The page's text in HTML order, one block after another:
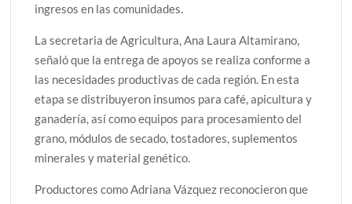
ingresos en las comunidades.
La secretaria de Agricultura, Ana Laura Altamirano,
señaló que la entrega de apoyos se realiza conforme a
las necesidades productivas de cada región. En esta
etapa se distribuyeron insumos para café, apicultura y
ganadería, así como equipos para procesamiento del
grano, módulos de secado, tostadores, suplementos
minerales y material genético.
Productores como Adriana Vázquez reconocieron que